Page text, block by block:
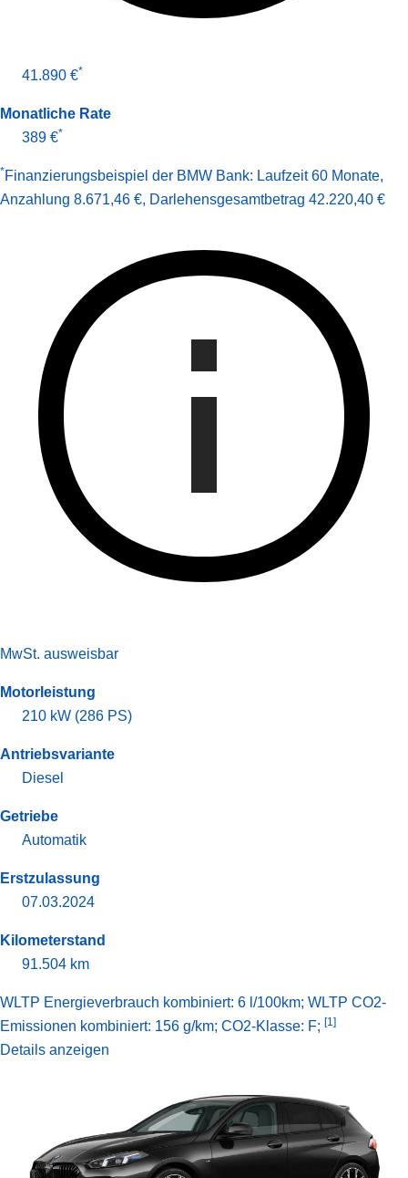
41.890 €*
Monatliche Rate
389 €*
*Finanzierungsbeispiel der BMW Bank: Laufzeit 60 Monate,
Anzahlung 8.671,46 €, Darlehens­gesamt­betrag 42.220,40 €
MwSt. ausweisbar
Motorleistung
210 kW (286 PS)
Antriebsvariante
Diesel
Getriebe
Automatik
Erstzulassung
07.03.2024
Kilometerstand
91.504 km
WLTP Energieverbrauch kombiniert: 6 l/100km; WLTP CO2-
Emissionen kombiniert: 156 g/km; CO2-Klasse: F; [1]
Details anzeigen